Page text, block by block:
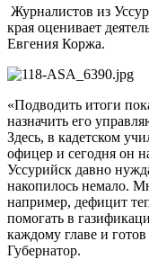
Журналистов из
края оценивает
Евгения Коржа.
«Подводить итоги
назначить его
Здесь, в кадетском
офицер и сегодня он
Уссурийск давно
накопилось немало.
например, дефицит
помогать в
каждому главе и
Губернатор.